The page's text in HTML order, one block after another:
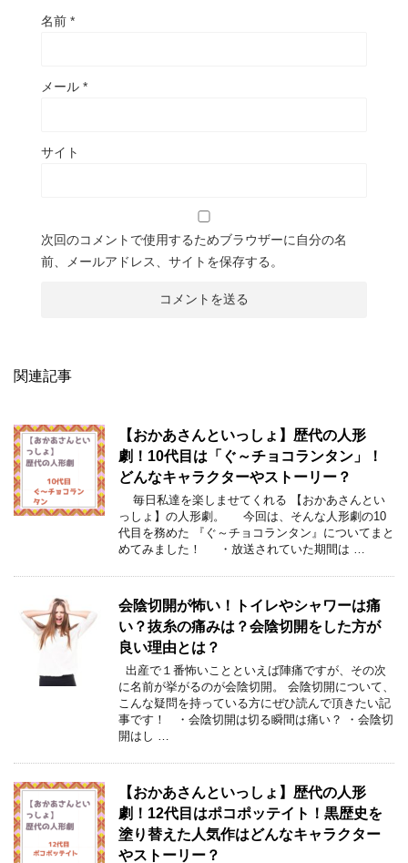
名前 *
メール *
サイト
次回のコメントで使用するためブラウザーに自分の名
前、メールアドレス、サイトを保存する。
関連記事
【おかあさんといっしょ】歴代の人形
劇！10代目は「ぐ～チョコランタン」！
どんなキャラクターやストーリー？
毎日私達を楽しませてくれる 【おかあさんとい
っしょ】の人形劇。 今回は、そんな人形劇の10
代目を務めた 『ぐ～チョコランタン』についてまと
めてみました！ ・放送されていた期間は …
会陰切開が怖い！トイレやシャワーは痛
い？抜糸の痛みは？会陰切開をした方が
良い理由とは？
出産で１番怖いことといえば陣痛ですが、その次
に名前が挙がるのが会陰切開。 会陰切開について、
こんな疑問を持っている方にぜひ読んで頂きたい記
事です！ ・会陰切開は切る瞬間は痛い？ ・会陰切
開はし …
【おかあさんといっしょ】歴代の人形
劇！12代目はポコポッテイト！黒歴史を
塗り替えた人気作はどんなキャラクター
やストーリー？